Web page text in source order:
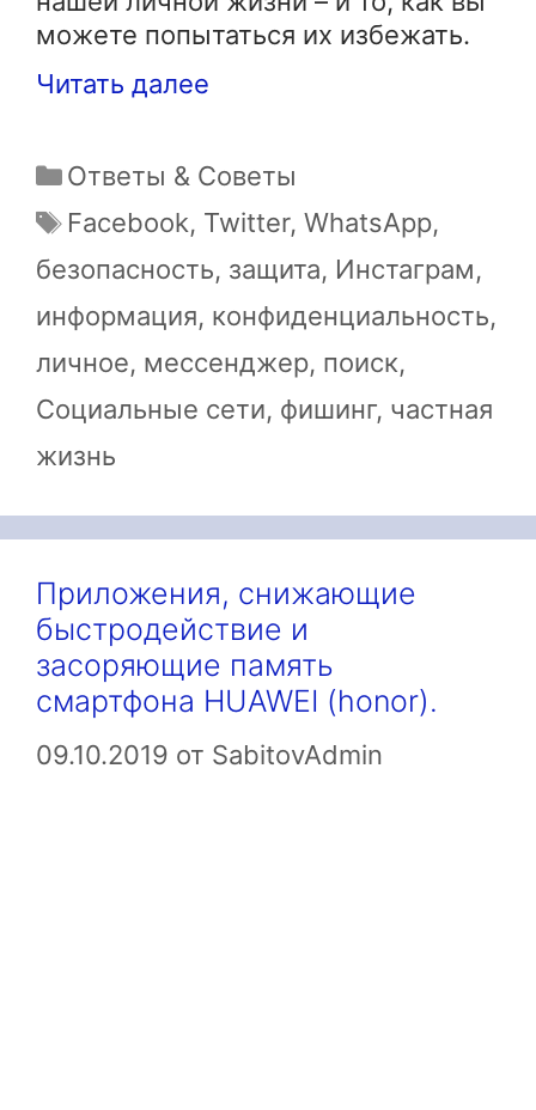
можете попытаться их избежать.
Читать далее
Рубрики
Ответы & Советы
Метки
Facebook, Twitter,WhatsApp,
безопасность, защита, Инстаграм,
информация, конфиденциальность,
личное, мессенджер, поиск,
Социальные сети, фишинг, частная
жизнь
Приложения, снижающие
быстродействие и
засоряющие память
смартфона HUAWEI (honor).
09.10.2019 от SabitovAdmin